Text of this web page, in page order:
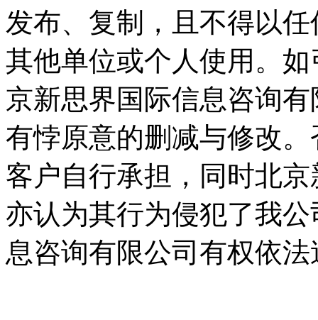
发布、复制，且不得以
其他单位或个人使用。
京新思界国际信息咨询
有悖原意的删减与修改
客户自行承担，同时北
亦认为其行为侵犯了我
息咨询有限公司有权依